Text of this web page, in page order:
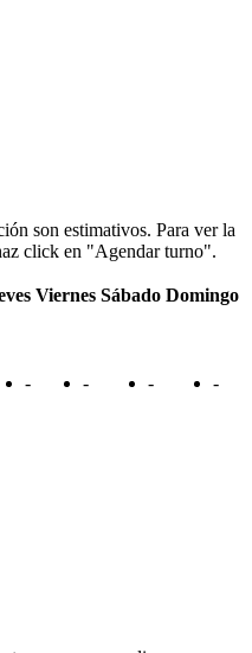
son estimativos. Para ver la
click en "Agendar turno".
Viernes Sábado Domingo
- - - -